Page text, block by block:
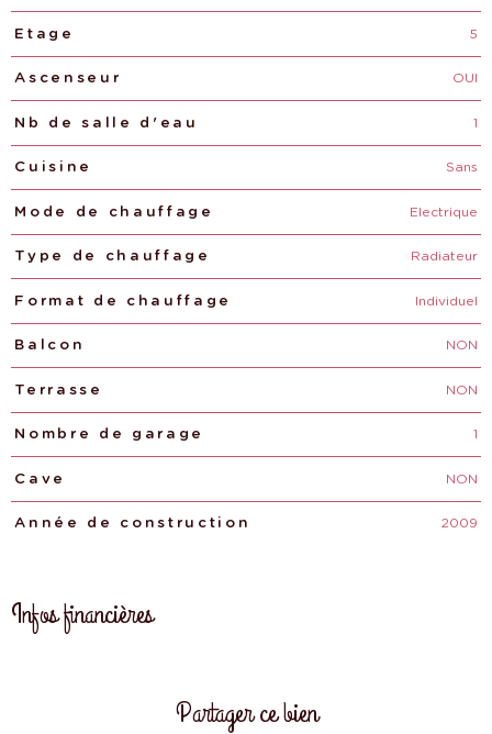
Etage 5
Ascenseur OUI
Nb de salle d'eau 1
Cuisine Sans
Mode de chauffage Electrique
Type de chauffage Radiateur
Format de chauffage Individuel
Balcon NON
Terrasse NON
Nombre de garage 1
Cave NON
Année de construction 2009
Infos financières
Partager ce bien